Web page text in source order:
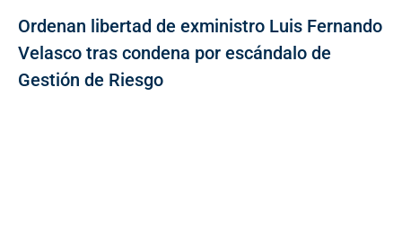
Ordenan libertad de exministro Luis Fernando
Velasco tras condena por escándalo de
Gestión de Riesgo